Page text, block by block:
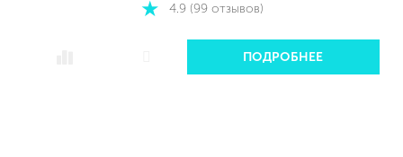
4.9 (99 отзывов)
ПОДРОБНЕЕ